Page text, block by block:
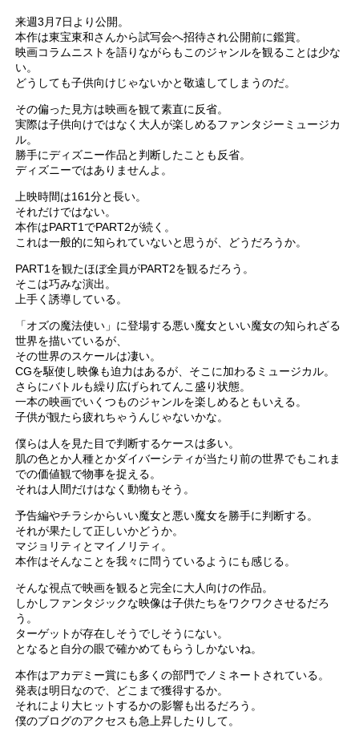
来週3月7日より公開。
本作は東宝東和さんから試写会へ招待され公開前に鑑賞。
映画コラムニストを語りながらもこのジャンルを観ることは少な
い。
どうしても子供向けじゃないかと敬遠してしまうのだ。
その偏った見方は映画を観て素直に反省。
実際は子供向けではなく大人が楽しめるファンタジーミュージカ
ル。
勝手にディズニー作品と判断したことも反省。
ディズニーではありませんよ。
上映時間は161分と長い。
それだけではない。
本作はPART1でPART2が続く。
これは一般的に知られていないと思うが、どうだろうか。
PART1を観たほぼ全員がPART2を観るだろう。
そこは巧みな演出。
上手く誘導している。
「オズの魔法使い」に登場する悪い魔女といい魔女の知られざる
世界を描いているが、
その世界のスケールは凄い。
CGを駆使し映像も迫力はあるが、そこに加わるミュージカル。
さらにバトルも繰り広げられてんこ盛り状態。
一本の映画でいくつものジャンルを楽しめるともいえる。
子供が観たら疲れちゃうんじゃないかな。
僕らは人を見た目で判断するケースは多い。
肌の色とか人種とかダイバーシティが当たり前の世界でもこれま
での価値観で物事を捉える。
それは人間だけはなく動物もそう。
予告編やチラシからいい魔女と悪い魔女を勝手に判断する。
それが果たして正しいかどうか。
マジョリティとマイノリティ。
本作はそんなことを我々に問うているようにも感じる。
そんな視点で映画を観ると完全に大人向けの作品。
しかしファンタジックな映像は子供たちをワクワクさせるだろ
う。
ターゲットが存在しそうでしそうにない。
となると自分の眼で確かめてもらうしかないね。
本作はアカデミー賞にも多くの部門でノミネートされている。
発表は明日なので、どこまで獲得するか。
それにより大ヒットするかの影響も出るだろう。
僕のブログのアクセスも急上昇したりして。